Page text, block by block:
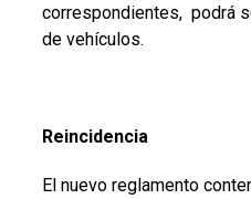
correspondientes, podrá
de vehículos.
Reincidencia
El nuevo reglamento